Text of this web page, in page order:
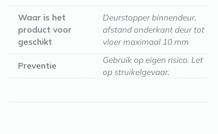
Waar is het
product voor
geschikt
Deurstopper binnendeur,
afstand onderkant deur tot
vloer maximaal 10 mm
Preventie
Gebruik op eigen risico. Let
op struikelgevaar.